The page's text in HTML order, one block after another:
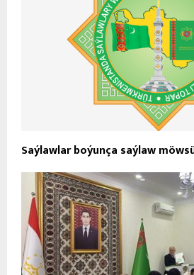
Saýlawlar boýunça saýlaw